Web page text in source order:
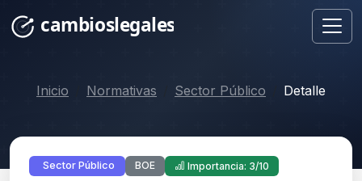
Inicio Normativas Sector Público Detalle
Sector Público BOE Importancia: 3/10